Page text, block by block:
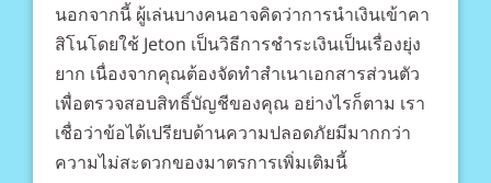
นอกจากนี้ ผู้เล่นบางคนอาจคิดว่าการนำเงินเข้าคา
สิโนโดยใช้ Jeton เป็นวิธีการชำระเงินเป็นเรื่องยุ่ง
ยาก เนื่องจากคุณต้องจัดทำสำเนาเอกสารส่วนตัว
เพื่อตรวจสอบสิทธิ์บัญชีของคุณ อย่างไรก็ตาม เรา
เชื่อว่าข้อได้เปรียบด้านความปลอดภัยมีมากกว่า
ความไม่สะดวกของมาตรการเพิ่มเติมนี้